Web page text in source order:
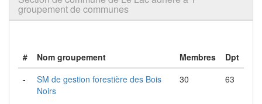
groupement de communes
# Nom groupement Membres
Dpt
-
SM de gestion forestière des Bois
Noirs
30 63